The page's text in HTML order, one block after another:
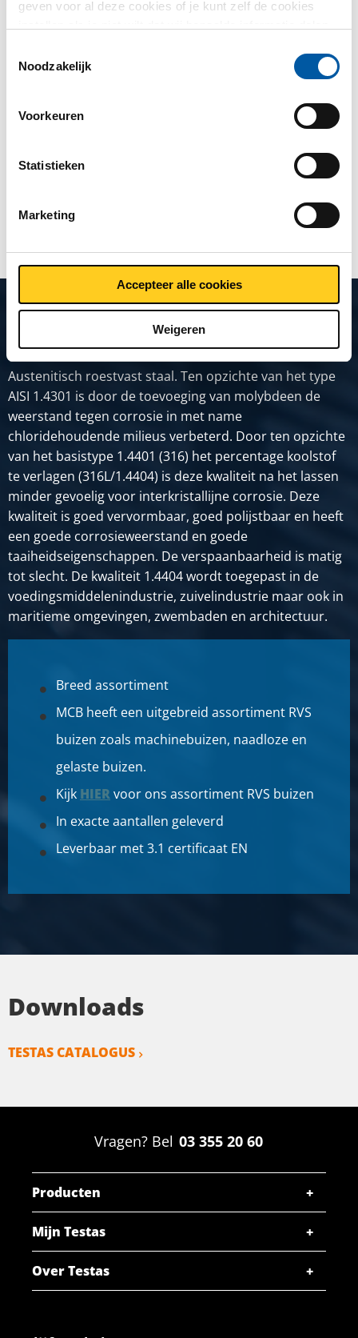
geven voor al deze cookies of je kunt zelf de cookies
partijen waarmee wij samenwerken vind je in ons
Noodzakelijk
Voorkeuren
Statistieken
Marketing
Accepteer alle cookies
Weigeren
Bruto prijslijst: Rvs
voorlasflens 316L ASTM A
182
Prijzen in Euro per: 0 Stuks
TOON MEER
Productomschrijving
Austenitisch roestvast staal. Ten opzichte van het type
AISI 1.4301 is door de toevoeging van molybdeen de
weerstand tegen corrosie in met name
chloridehoudende milieus verbeterd. Door ten opzichte
van het basistype 1.4401 (316) het percentage koolstof
te verlagen (316L/1.4404) is deze kwaliteit na het lassen
minder gevoelig voor interkristallijne corrosie. Deze
kwaliteit is goed vervormbaar, goed polijstbaar en heeft
een goede corrosieweerstand en goede
taaiheidseigenschappen. De verspaanbaarheid is matig
tot slecht. De kwaliteit 1.4404 wordt toegepast in de
voedingsmiddelenindustrie, zuivelindustrie maar ook in
maritieme omgevingen, zwembaden en architectuur.
Breed assortiment
MCB heeft een uitgebreid assortiment RVS
buizen zoals machinebuizen, naadloze en
gelaste buizen.
Kijk HIERvoor ons assortiment RVS buizen
In exacte aantallen geleverd
Leverbaar met 3.1 certificaat EN
Downloads
TESTAS CATALOGUS
Vragen? Bel 03 355 20 60
Producten
Mijn Testas
Over Testas